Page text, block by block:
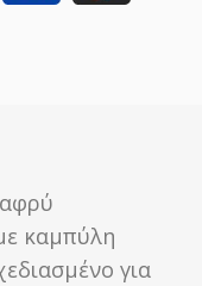
καμπύλη
για